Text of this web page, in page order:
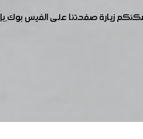
زيارة صفحتنا على الفيس بوك